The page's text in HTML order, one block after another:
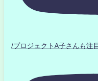
/プロジェクトA子さんも